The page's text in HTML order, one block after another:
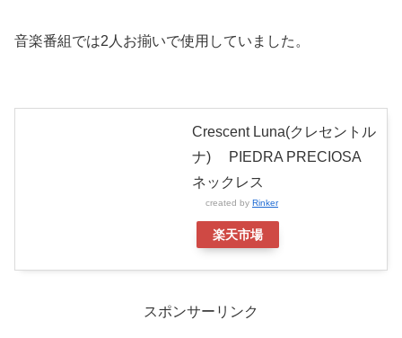
音楽番組では2人お揃いで使用していました。
Crescent Luna(クレセントル
ナ) PIEDRA PRECIOSA
ネックレス
created by Rinker
楽天市場
スポンサーリンク